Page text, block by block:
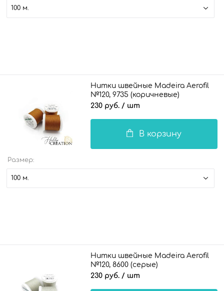
100 м.
Нитки швейные Madeira Aerofil
№120, 9735 (коричневые)
230 руб. / шт
В корзину
Размер:
100 м.
Нитки швейные Madeira Aerofil
№120, 8600 (серые)
230 руб. / шт